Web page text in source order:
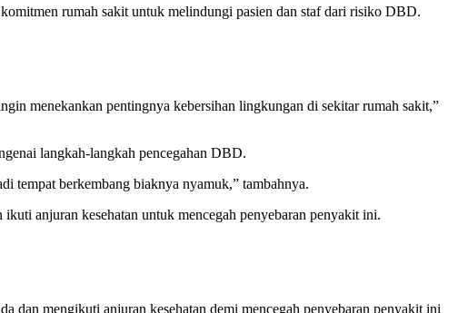
rumah sakit untuk melindungi pasien dan staf dari risiko DBD.
menekankan pentingnya kebersihan lingkungan di sekitar rumah sakit,”
langkah-langkah pencegahan DBD.
tempat berkembang biaknya nyamuk,” tambahnya.
anjuran kesehatan untuk mencegah penyebaran penyakit ini.
dan mengikuti anjuran kesehatan demi mencegah penyebaran penyakit ini